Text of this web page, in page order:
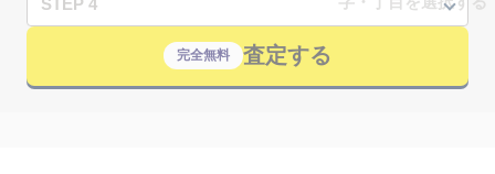
完全無料 査定する